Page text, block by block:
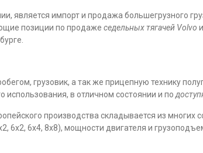
является импорт и продажа большегрузного
позиции по продаже седельных тягачей Volvo
грузовик, а так же прицепную технику
использования, в отличном состоянии и по
производства складывается из многих
6х2, 6х4, 8х8), мощности двигателя и